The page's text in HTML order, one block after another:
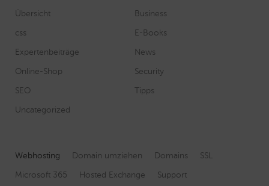
Übersicht
Business
css
E-Books
Expertenbeiträge
News
Online-Shop
Security
SEO
Tipps
Uncategorized
Webhosting Domain umziehen Domains
SSL
Microsoft 365
Hosted Exchange Support